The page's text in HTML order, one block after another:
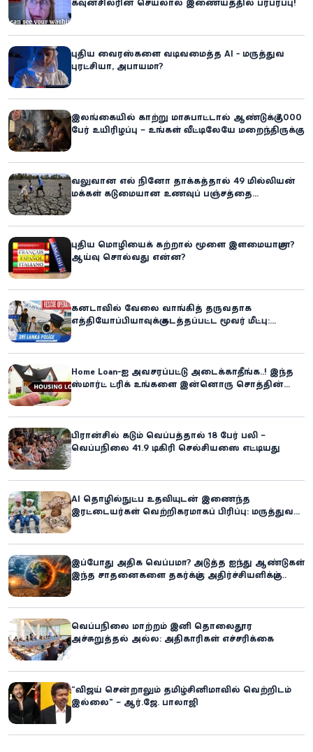
கவுன்சிலரின் செயலால் இணையத்தில் பரபரப்பு!
புதிய வைரஸ்களை வடிவமைத்த AI - மருத்துவ
புரட்சியா, அபாயமா?
இலங்கையில் காற்று மாசுபாட்டால் ஆண்டுக்கு 7,000
பேர் உயிரிழப்பு – உங்கள் வீட்டிலேயே மறைந்திருக்கும்
வலுவான எல் நினோ தாக்கத்தால் 49 மில்லியன்
மக்கள் கடுமையான உணவுப் பஞ்சத்தை
புதிய மொழியைக் கற்றால் மூளை இளமையாகுமா?
ஆய்வு சொல்வது என்ன?
கனடாவில் வேலை வாங்கித் தருவதாக
எத்தியோப்பியாவுக்கு கடத்தப்பட்ட மூவர் மீட்பு:
Home Loan-ஐ அவசரப்பட்டு அடைக்காதீங்க..! இந்த
ஸ்மார்ட் ட்ரிக் உங்களை இன்னொரு சொத்தின்
பிரான்சில் கடும் வெப்பத்தால் 18 பேர் பலி –
வெப்பநிலை 41.9 டிகிரி செல்சியஸை எட்டியது
AI தொழில்நுட்ப உதவியுடன் இணைந்த
இரட்டையர்கள் வெற்றிகரமாகப் பிரிப்பு: மருத்துவ
இப்போது அதிக வெப்பமா? அடுத்த ஐந்து ஆண்டுகள்
இந்த சாதனைகளை தகர்க்கும்: அதிர்ச்சியளிக்கும்
வெப்பநிலை மாற்றம் இனி தொலைதூர
அச்சுறுத்தல் அல்ல: அதிகாரிகள் எச்சரிக்கை
“விஜய் சென்றாலும் தமிழ்சினிமாவில் வெற்றிடம்
இல்லை” – ஆர்.ஜே. பாலாஜி